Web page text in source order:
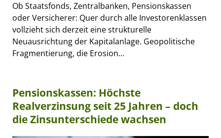
Ob Staatsfonds, Zentralbanken, Pensionskassen
oder Versicherer: Quer durch alle Investorenklassen
vollzieht sich derzeit eine strukturelle
Neuausrichtung der Kapitalanlage. Geopolitische
Fragmentierung, die Erosion...
Pensionskassen: Höchste
Realverzinsung seit 25 Jahren – doch
die Zinsunterschiede wachsen